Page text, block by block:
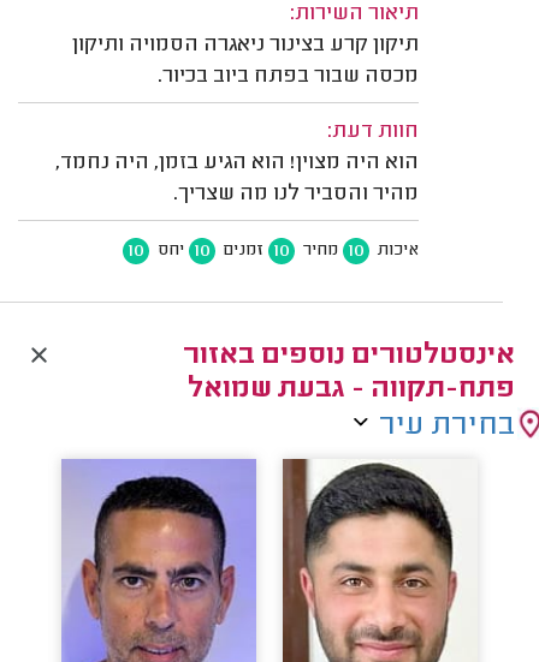
תיאור השירות:
תיקון קרע בצינור ניאגרה הסמויה ותיקון
מכסה שבור בפתח ביוב בכיור.
חוות דעת:
הוא היה מצוין! הוא הגיע בזמן, היה נחמד,
מהיר והסביר לנו מה שצריך.
איכות 10 מחיר 10 זמנים 10 יחס 10
אינסטלטורים נוספים באזור
פתח-תקווה - גבעת שמואל
בחירת עיר